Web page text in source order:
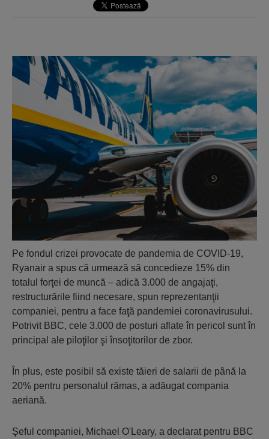
Pe fondul crizei provocate de pandemia de COVID-19,
Ryanair a spus că urmează să concedieze 15% din
totalul forţei de muncă – adică 3.000 de angajaţi,
restructurările fiind necesare, spun reprezentanţii
companiei, pentru a face faţă pandemiei coronavirusului.
Potrivit BBC, cele 3.000 de posturi aflate în pericol sunt în
principal ale piloţilor şi însoţitorilor de zbor.
În plus, este posibil să existe tăieri de salarii de până la
20% pentru personalul rămas, a adăugat compania
aeriană.
Şeful companiei, Michael O'Leary, a declarat pentru BBC